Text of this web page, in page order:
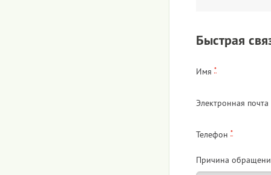
Быстрая
*
Имя
Электронная почта
*
Телефон
Причина